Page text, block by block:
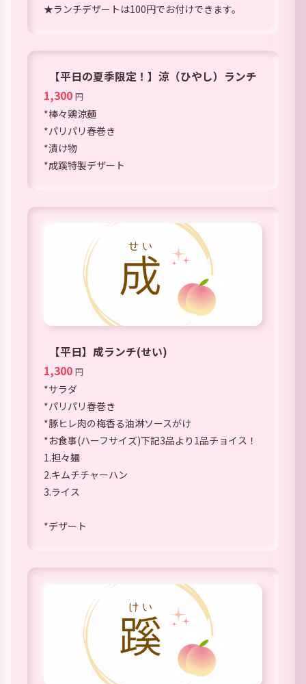
★ランチデザートは100円でお付けできます。
【平日の夏季限定！】涼（ひやし）ランチ
1,300 円
*棒々鶏涼麺
*パリパリ春巻き
*漬け物
*成蹊特製デザート
【平日】成ランチ(せい)
1,300 円
*サラダ
*パリパリ春巻き
*豚ヒレ肉の梅香る油淋ソースがけ
*お食事(ハーフサイズ)下記3品より1品チョイス！
1.担々麺
2.キムチチャーハン
3.ライス
*デザート